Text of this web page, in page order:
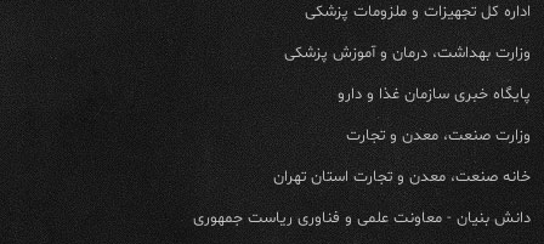
اداره کل تجهیزات و ملزومات پزشکی
وزارت بهداشت، درمان و آموزش پزشکی
پایگاه خبری سازمان غذا و دارو
وزارت صنعت، معدن و تجارت
خانه صنعت، معدن و تجارت استان تهران
دانش بنیان - معاونت علمی و فناوری ریاست جمهوری